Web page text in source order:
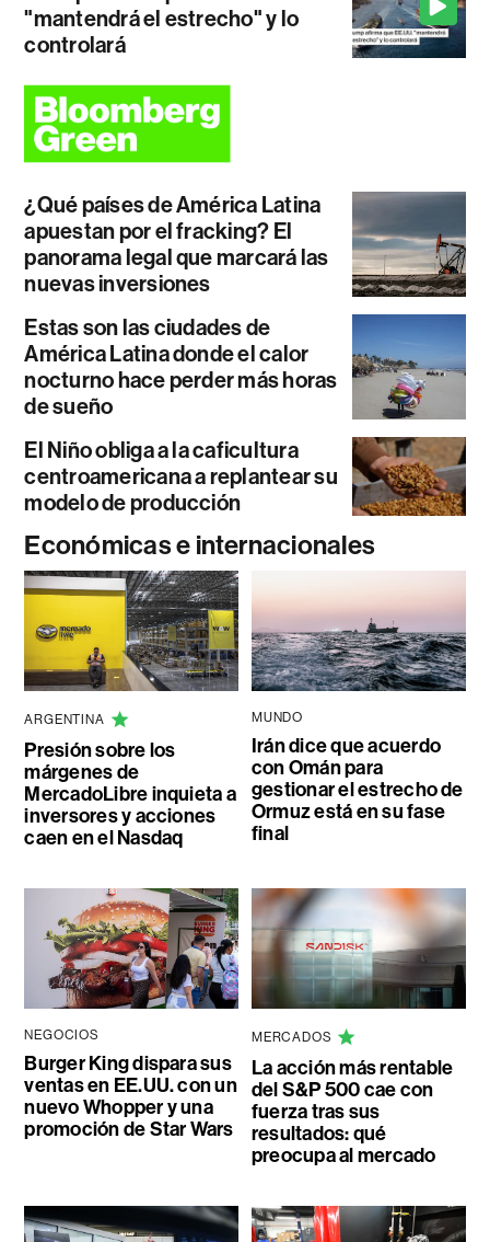
"mantendrá el estrecho" y lo
controlará
¿Qué países de América Latina
apuestan por el fracking? El
panorama legal que marcará las
nuevas inversiones
Estas son las ciudades de
América Latina donde el calor
nocturno hace perder más horas
de sueño
El Niño obliga a la caficultura
centroamericana a replantear su
modelo de producción
Económicas e internacionales
ARGENTINA
Presión sobre los
márgenes de
MercadoLibre inquieta a
inversores y acciones
caen en el Nasdaq
MUNDO
Irán dice que acuerdo
con Omán para
gestionar el estrecho de
Ormuz está en su fase
final
NEGOCIOS
Burger King dispara sus
ventas en EE.UU. con un
nuevo Whopper y una
promoción de Star Wars
MERCADOS
La acción más rentable
del S&P 500 cae con
fuerza tras sus
resultados: qué
preocupa al mercado